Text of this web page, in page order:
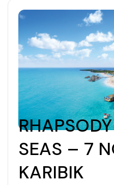
SEAS – 7
KARIBIK